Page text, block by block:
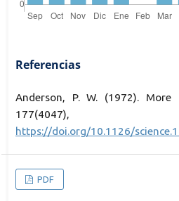
Referencias
Anderson, P. W. (1972). More
177(4047),
https://doi.org/10.1126/
PDF